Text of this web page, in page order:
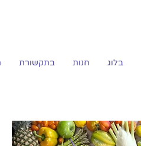
בלוג חנות בתקשורת